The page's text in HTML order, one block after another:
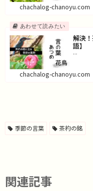
chachalog-chanoyu.com
解決
語】
...
chachalog-chanoyu.com
季節の言葉 茶杓の銘
関連記事